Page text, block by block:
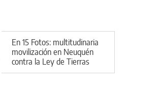
En 15 Fotos: multitudinaria
movilización en Neuquén
contra la Ley de Tierras